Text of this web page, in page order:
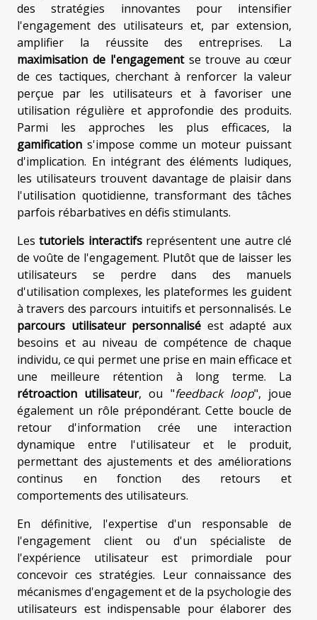
des stratégies innovantes pour intensifier
l'engagement des utilisateurs et, par extension,
amplifier la réussite des entreprises. La
maximisation de l'engagementse trouve au cœur
de ces tactiques, cherchant à renforcer la valeur
perçue par les utilisateurs et à favoriser une
utilisation régulière et approfondie des produits.
Parmi les approches les plus efficaces, la
gamification s'impose comme un moteur puissant
d'implication. En intégrant des éléments ludiques,
les utilisateurs trouvent davantage de plaisir dans
l'utilisation quotidienne, transformant des tâches
parfois rébarbatives en défis stimulants.
Lestutoriels interactifsreprésentent une autre clé
de voûte de l'engagement. Plutôt que de laisser les
utilisateurs se perdre dans des manuels
d'utilisation complexes, les plateformes les guident
à travers des parcours intuitifs et personnalisés. Le
parcours utilisateur personnalisé est adapté aux
besoins et au niveau de compétence de chaque
individu, ce qui permet une prise en main efficace et
une meilleure rétention à long terme. La
rétroaction utilisateur, ou "feedback loop", joue
également un rôle prépondérant. Cette boucle de
retour d'information crée une interaction
dynamique entre l'utilisateur et le produit,
permettant des ajustements et des améliorations
continus en fonction des retours et
comportements des utilisateurs.
En définitive, l'expertise d'un responsable de
l'engagement client ou d'un spécialiste de
l'expérience utilisateur est primordiale pour
concevoir ces stratégies. Leur connaissance des
mécanismes d'engagement et de la psychologie des
utilisateurs est indispensable pour élaborer des